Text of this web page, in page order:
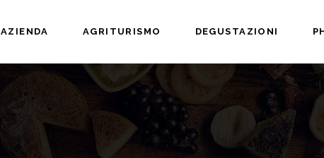
AZIENDA AGRITURISMO DEGUSTAZIONI